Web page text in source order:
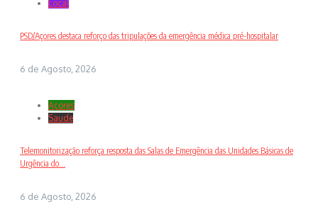
Local
PSD/Açores destaca reforço das tripulações da emergência médica pré-hospitalar
6 de Agosto, 2026
Açores
Saude
Telemonitorização reforça resposta das Salas de Emergência das Unidades Básicas de
Urgência do...
6 de Agosto, 2026